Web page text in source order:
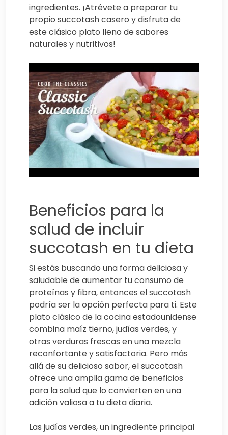
ingredientes. ¡Atrévete a preparar tu
propio succotash casero y disfruta de
este clásico plato lleno de sabores
naturales y nutritivos!
Beneficios para la
salud de incluir
succotash en tu dieta
Si estás buscando una forma deliciosa y
saludable de aumentar tu consumo de
proteínas y fibra, entonces el succotash
podría ser la opción perfecta para ti. Este
plato clásico de la cocina estadounidense
combina maíz tierno, judías verdes, y
otras verduras frescas en una mezcla
reconfortante y satisfactoria. Pero más
allá de su delicioso sabor, el succotash
ofrece una amplia gama de beneficios
para la salud que lo convierten en una
adición valiosa a tu dieta diaria.
Las judías verdes, un ingrediente principal